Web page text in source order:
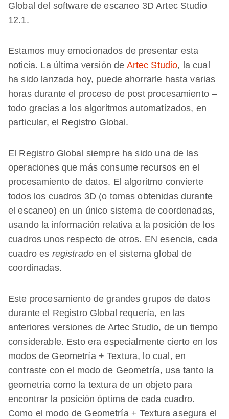
Global del software de escaneo 3D Artec Studio
12.1.
Estamos muy emocionados de presentar esta
noticia. La última versión de Artec Studio, la cual
ha sido lanzada hoy, puede ahorrarle hasta varias
horas durante el proceso de post procesamiento –
todo gracias a los algoritmos automatizados, en
particular, el Registro Global.
El Registro Global siempre ha sido una de las
operaciones que más consume recursos en el
procesamiento de datos. El algoritmo convierte
todos los cuadros 3D (o tomas obtenidas durante
el escaneo) en un único sistema de coordenadas,
usando la información relativa a la posición de los
cuadros unos respecto de otros. EN esencia, cada
cuadro es registrado en el sistema global de
coordinadas.
Este procesamiento de grandes grupos de datos
durante el Registro Global requería, en las
anteriores versiones de Artec Studio, de un tiempo
considerable. Esto era especialmente cierto en los
modos de Geometría + Textura, lo cual, en
contraste con el modo de Geometría, usa tanto la
geometría como la textura de un objeto para
encontrar la posición óptima de cada cuadro.
Como el modo de Geometría + Textura asegura el